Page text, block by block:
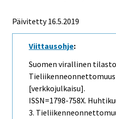
Päivitetty 16.5.2019
Viittausohje:
Suomen virallinen tilasto
[verkkojulkaisu].
ISSN=1798-758X.
3.